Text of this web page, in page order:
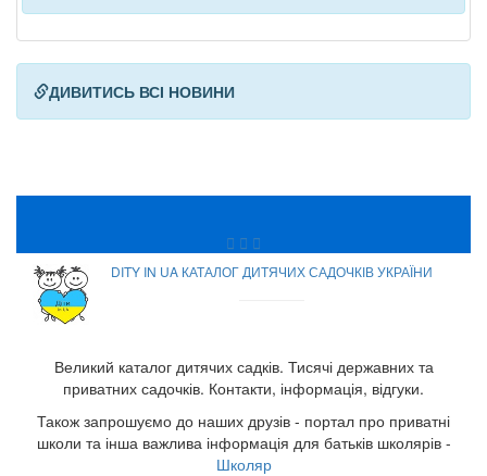
ДИВИТИСЬ ВСІ НОВИНИ
DITY IN UA КАТАЛОГ ДИТЯЧИХ САДОЧКІВ УКРАЇНИ
Великий каталог дитячих садків. Тисячі державних та
приватних садочків. Контакти, інформація, відгуки.
Також запрошуємо до наших друзів - портал про приватні
школи та інша важлива інформація для батьків школярів -
Школяр